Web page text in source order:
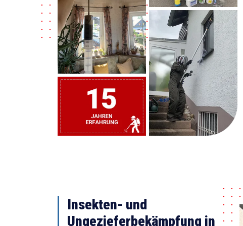
Insekten- und
Ungezieferbekämpfung in